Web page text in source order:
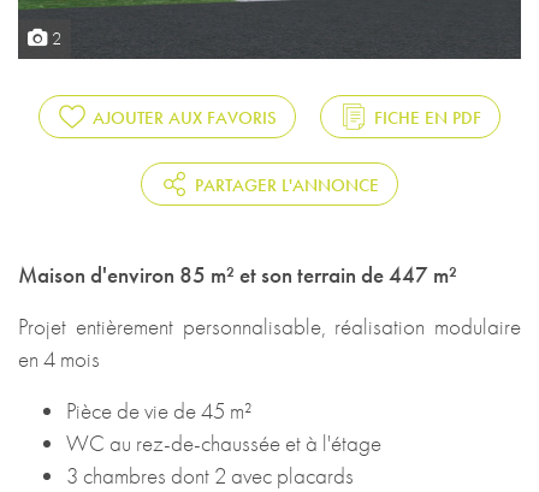
2
AJOUTER AUX FAVORIS FICHE EN PDF
PARTAGER L'ANNONCE
Maison d'environ 85 m² et son terrain de 447 m²
Projet entièrement personnalisable, réalisation modulaire
en 4 mois
Pièce de vie de 45 m²
WC au rez-de-chaussée et à l'étage
3 chambres dont 2 avec placards